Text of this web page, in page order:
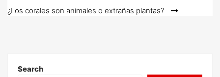
navigation
¿Los corales son animales o extrañas plantas?
Search